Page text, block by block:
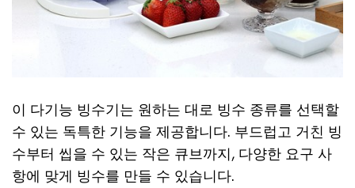
이 다기능 빙수기는 원하는 대로 빙수 종류를 선택할
수 있는 독특한 기능을 제공합니다. 부드럽고 거친 빙
수부터 씹을 수 있는 작은 큐브까지, 다양한 요구 사
항에 맞게 빙수를 만들 수 있습니다.